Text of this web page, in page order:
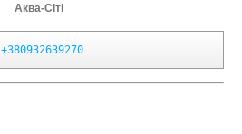
Аква-Сіті
+380932639270